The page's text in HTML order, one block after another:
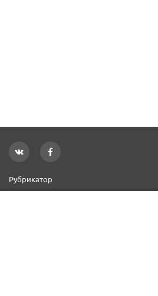
Рубрикатор